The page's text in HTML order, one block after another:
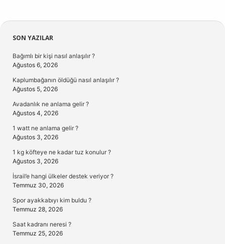
Sidebar
SON YAZILAR
Bağımlı bir kişi nasıl anlaşılır ?
Ağustos 6, 2026
Kaplumbağanın öldüğü nasıl anlaşılır ?
Ağustos 5, 2026
Avadanlık ne anlama gelir ?
Ağustos 4, 2026
1 watt ne anlama gelir ?
Ağustos 3, 2026
1 kg köfteye ne kadar tuz konulur ?
Ağustos 3, 2026
İsrail’e hangi ülkeler destek veriyor ?
Temmuz 30, 2026
Spor ayakkabıyı kim buldu ?
Temmuz 28, 2026
Saat kadranı neresi ?
Temmuz 25, 2026